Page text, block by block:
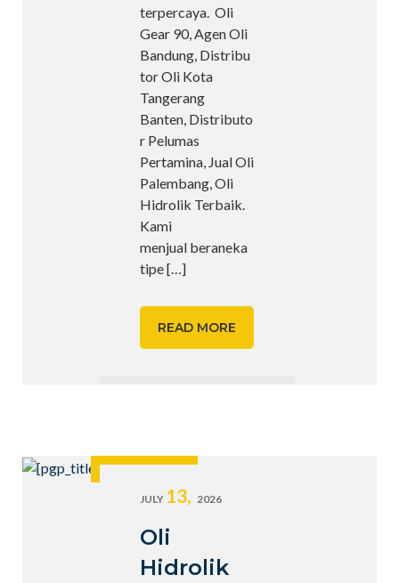
terpercaya. Oli
Gear 90, Agen Oli
Bandung, Distribu
tor Oli Kota
Tangerang
Banten, Distributo
r Pelumas
Pertamina, Jual Oli
Palembang, Oli
Hidrolik Terbaik.
Kami
menjual beraneka
tipe[…]
READ MORE
JULY 13, 2026
Oli
Hidrolik